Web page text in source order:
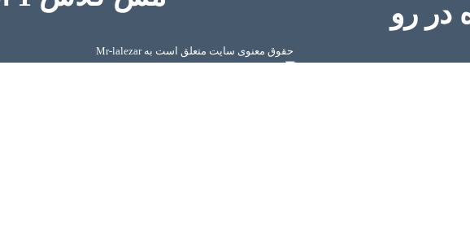
در رو
حقوق معنوی سایت متعلق است به Mr-lalezar